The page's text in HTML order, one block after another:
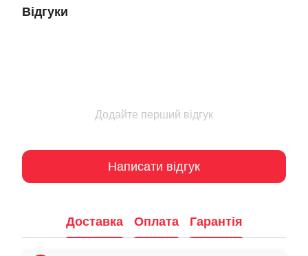
Відгуки
Додайте перший відгук
Написати відгук
Доставка Оплата Гарантія